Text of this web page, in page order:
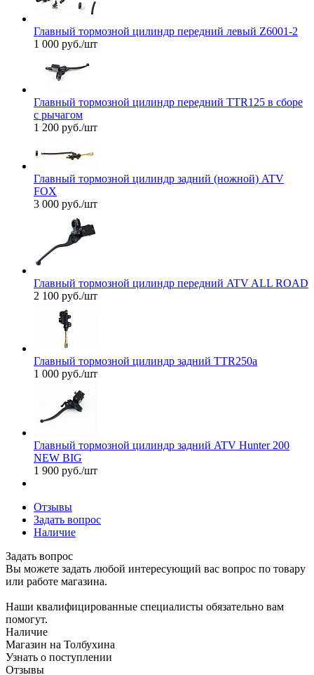
Главный тормозной цилиндр передний левый Z6001-2
1 000 руб./шт
Главный тормозной цилиндр передний TTR125 в сборе
с рычагом
1 200 руб./шт
Главный тормозной цилиндр задний (ножной) ATV
FOX
3 000 руб./шт
Главный тормозной цилиндр передний ATV ALL ROAD
2 100 руб./шт
Главный тормозной цилиндр задний TTR250а
1 000 руб./шт
Главный тормозной цилиндр задний ATV Hunter 200
NEW BIG
1 900 руб./шт
Отзывы
Задать вопрос
Наличие
Задать вопрос
Вы можете задать любой интересующий вас вопрос по товару
или работе магазина.
Наши квалифицированные специалисты обязательно вам
помогут.
Наличие
Магазин на Толбухина
Узнать о поступлении
Отзывы